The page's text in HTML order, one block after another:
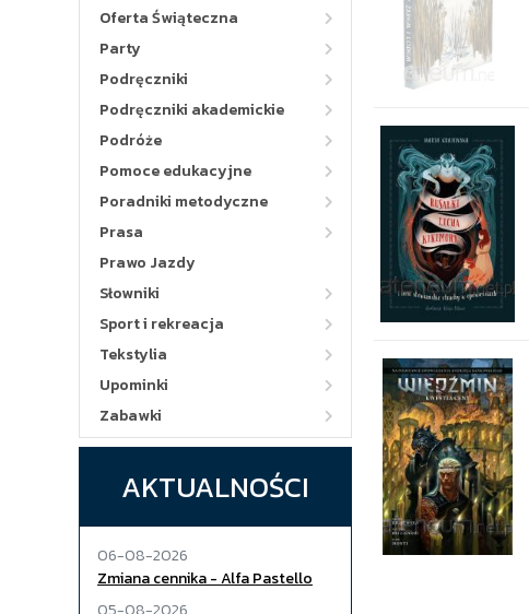
Oferta Świąteczna
Party
Podręczniki
Podręczniki akademickie
Podróże
Pomoce edukacyjne
Poradniki metodyczne
Prasa
Prawo Jazdy
Słowniki
Sport i rekreacja
Tekstylia
Upominki
Zabawki
AKTUALNOŚCI
06-08-2026
Zmiana cennika - Alfa Pastello